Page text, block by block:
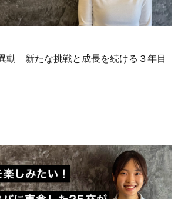
動 新たな挑戦と成長を続ける３年目